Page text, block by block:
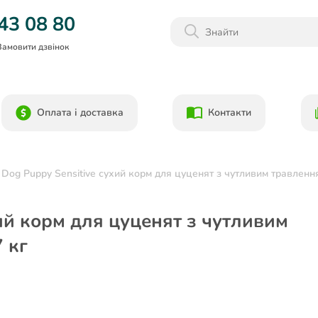
Даруємо 1000гр на бонусний рахунок при реєстрації!)
08 80
дзвінок
Оплата і доставка Контакти
Puppy Sensitive сухий корм для цуценят з чутливим
корм для цуценят з чутливим
кг